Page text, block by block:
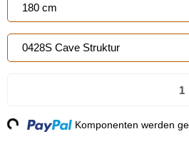
180 cm
0428S Cave Struktur
Komponenten werden